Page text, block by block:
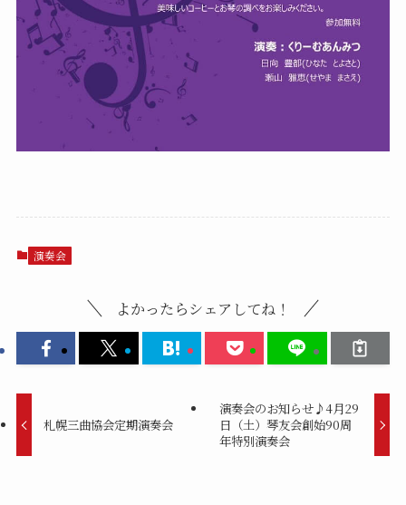
演奏会
よかったらシェアしてね！
札幌三曲協会定期演奏会
演奏会のお知らせ♪4月29
日（土）琴友会創始90周
年特別演奏会